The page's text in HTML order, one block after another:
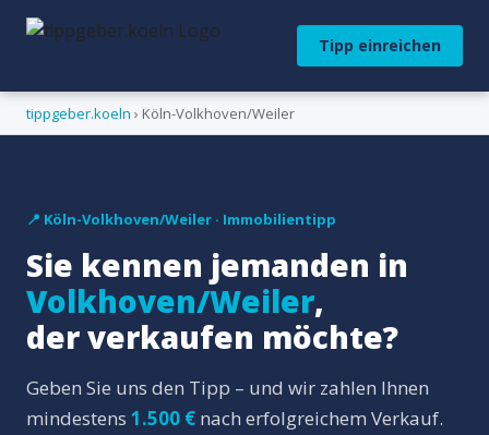
Tipp einreichen
tippgeber.koeln › Köln-Volkhoven/Weiler
📍 Köln-Volkhoven/Weiler · Immobilientipp
Sie kennen jemanden in
Volkhoven/Weiler,
der verkaufen möchte?
Geben Sie uns den Tipp – und wir zahlen Ihnen
mindestens 1.500 € nach erfolgreichem Verkauf.